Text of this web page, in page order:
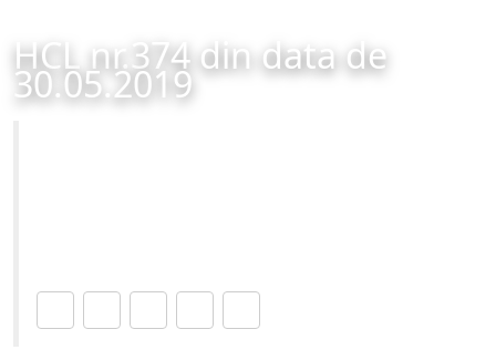
HCL nr.374 din data de
30.05.2019